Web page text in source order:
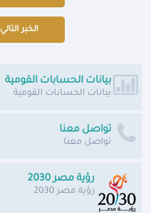
الخبر التالي
بيانات الحسابات القومية
بيانات الحسابات القومية
تواصل معنا
تواصل معنا
رؤية مصر 2030
رؤية مصر 2030